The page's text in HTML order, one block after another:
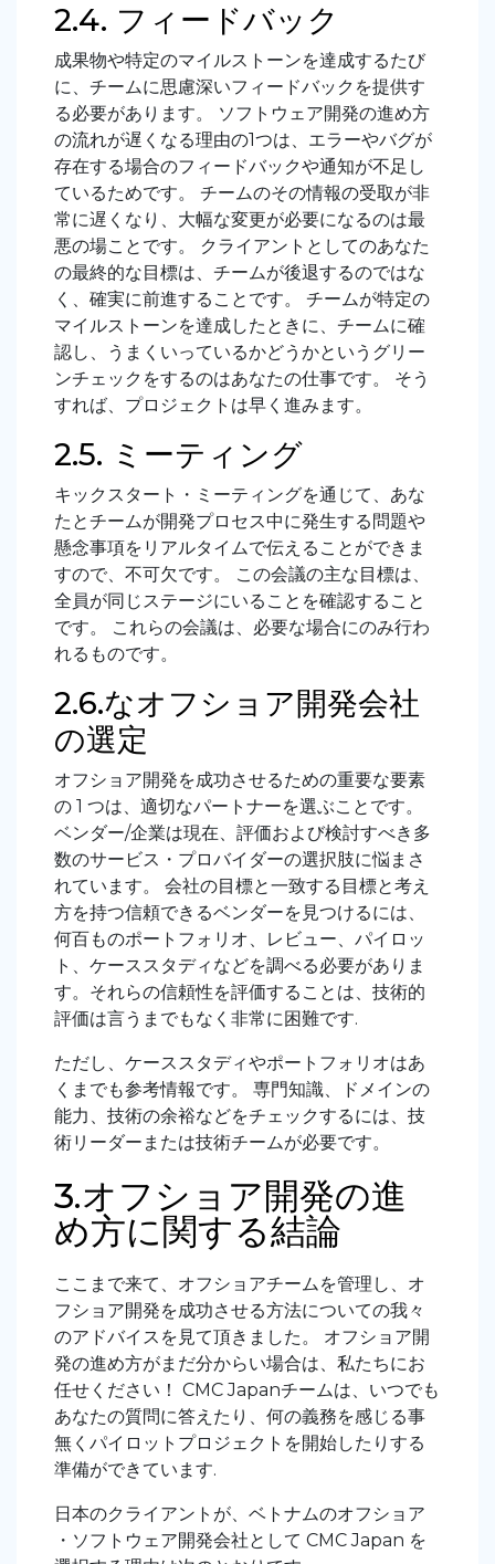
2.4. フィードバック
成果物や特定のマイルストーンを達成するたび
に、チームに思慮深いフィードバックを提供す
る必要があります。 ソフトウェア開発の進め方
の流れが遅くなる理由の1つは、エラーやバグが
存在する場合のフィードバックや通知が不足し
ているためです。 チームのその情報の受取が非
常に遅くなり、大幅な変更が必要になるのは最
悪の場ことです。 クライアントとしてのあなた
の最終的な目標は、チームが後退するのではな
く、確実に前進することです。 チームが特定の
マイルストーンを達成したときに、チームに確
認し、うまくいっているかどうかというグリー
ンチェックをするのはあなたの仕事です。 そう
すれば、プロジェクトは早く進みます。
2.5. ミーティング
キックスタート・ミーティングを通じて、あな
たとチームが開発プロセス中に発生する問題や
懸念事項をリアルタイムで伝えることができま
すので、不可欠です。 この会議の主な目標は、
全員が同じステージにいることを確認すること
です。 これらの会議は、必要な場合にのみ行わ
れるものです。
2.6.なオフショア開発会社
の選定
オフショア開発を成功させるための重要な要素
の 1 つは、適切なパートナーを選ぶことです。
ベンダー/企業は現在、評価および検討すべき多
数のサービス・プロバイダーの選択肢に悩まさ
れています。 会社の目標と一致する目標と考え
方を持つ信頼できるベンダーを見つけるには、
何百ものポートフォリオ、レビュー、パイロッ
ト、ケーススタディなどを調べる必要がありま
す。それらの信頼性を評価することは、技術的
評価は言うまでもなく非常に困難です.
ただし、ケーススタディやポートフォリオはあ
くまでも参考情報です。 専門知識、ドメインの
能力、技術の余裕などをチェックするには、技
術リーダーまたは技術チームが必要です。
3.オフショア開発の進
め方に関する結論
ここまで来て、オフショアチームを管理し、オ
フショア開発を成功させる方法についての我々
のアドバイスを見て頂きました。 オフショア開
発の進め方がまだ分からい場合は、私たちにお
任せください！ CMC Japanチームは、いつでも
あなたの質問に答えたり、何の義務を感じる事
無くパイロットプロジェクトを開始したりする
準備ができています.
日本のクライアントが、ベトナムのオフショア
・ソフトウェア開発会社として CMC Japan を